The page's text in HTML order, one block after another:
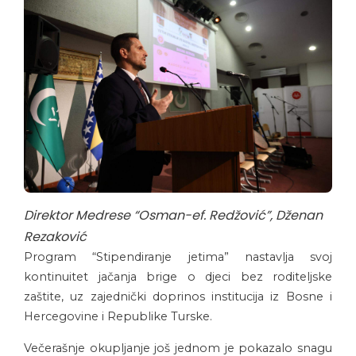
Direktor Medrese “Osman-ef. Redžović”, Dženan
Rezaković
Program “Stipendiranje jetima” nastavlja svoj
kontinuitet jačanja brige o djeci bez roditeljske
zaštite, uz zajednički doprinos institucija iz Bosne i
Hercegovine i Republike Turske.
Večerašnje okupljanje još jednom je pokazalo snagu